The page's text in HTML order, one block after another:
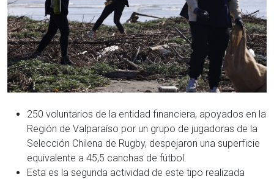
250 voluntarios de la entidad financiera, apoyados en la
Región de Valparaíso por un grupo de jugadoras de la
Selección Chilena de Rugby, despejaron una superficie
equivalente a 45,5 canchas de fútbol.
Esta es la segunda actividad de este tipo realizada